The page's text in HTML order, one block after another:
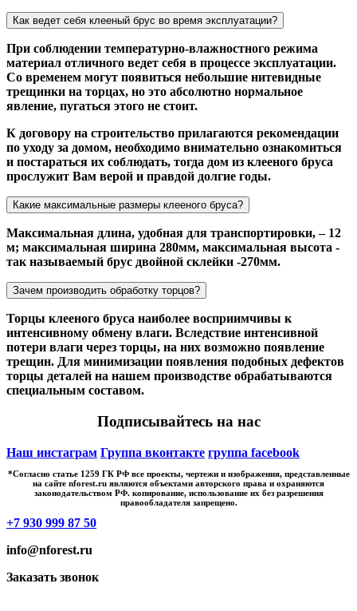
Как ведет себя клееный брус во время эксплуатации?
При соблюдении температурно-влажностного режима
материал отличного ведет себя в процессе эксплуатации.
Со временем могут появиться небольшие нитевидные
трещинки на торцах, но это абсолютно нормальное
явление, пугаться этого не стоит.
К договору на строительство прилагаются рекомендации
по уходу за домом, необходимо внимательно ознакомиться
и постараться их соблюдать, тогда дом из клееного бруса
прослужит Вам верой и правдой долгие годы.
Какие максимальные размеры клееного бруса?
Максимальная длина, удобная для транспортировки, – 12
м; максимальная ширина 280мм, максимальная высота -
так называемый брус двойной склейки -270мм.
Зачем производить обработку торцов?
Торцы клееного бруса наиболее восприимчивы к
интенсивному обмену влаги. Вследствие интенсивной
потери влаги через торцы, на них возможно появление
трещин. Для минимизации появления подобных дефектов
торцы деталей на нашем производстве обрабатываются
специальным составом.
Подписывайтесь на нас
Наш инстаграм Группа вконтакте группа facebook
*Cогласно статье 1259 ГК РФ все проекты, чертежи и изображения, представленные
на сайте nforest.ru являются объектами авторского права и охраняются
законодательством РФ. копирование, использование их без разрешения
правообладателя запрещено.
+7 930 999 87 50
info@nforest.ru
Заказать звонок